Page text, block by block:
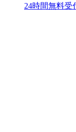
24時間無料受